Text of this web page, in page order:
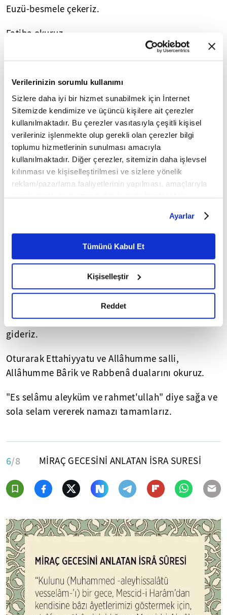
Verilerinizin sorumlu kullanımı
Sizlere daha iyi bir hizmet sunabilmek için İnternet
Sitemizde kendimize ve üçüncü kişilere ait çerezler
kullanılmaktadır. Bu çerezler vasıtasıyla çeşitli kişisel
verileriniz işlenmekte olup gerekli olan çerezler bilgi
toplumu hizmetlerinin sunulması amacıyla
kullanılmaktadır. Diğer çerezler, sitemizin daha işlevsel
kılınması ve kişiselleştirilmesi ve sizlere yönelik
reklam/pazarlama faaliyetlerinin yapılması, amaçlarıyla
sınırlı olarak açık rızanız dahilinde kullanılacaktır.
belirleyebilirsiniz. Çerezlere ilişkin detaylı bilgi için
Ayarlar butonuna tıklayabilir,Çerez Bilgilendirme
Metnimizi ziyaret edebilirsiniz.
6698 sayılı Kişisel Verilerin Korunması Kanunu uyarınca
okumak ve sitemizi ziyaretiniz kapsamında
gerçekleştirilen veri işleme faaliyetleri ile ilgili daha
detaylı bilgi almak için lütfentıklayınız.
Ayarlar
Tümünü Kabul Et
Kişiselleştir
Reddet
Euzü-besmele çekeriz.
Fatiha okuruz.
Kur'an'dan en az, kısa üç ayet veya üç ayet miktarı
Rüku'ya gideriz.
Secde'ye gideriz. Doğruluruz, tekrar Secde'ye
gideriz.
2. Rekat
Ayağa kalkarak kıyama dururuz.
Fatiha okuruz.
Kur'an'dan en az, kısa üç ayet veya üç ayet miktarı
uzun bir âyet okuruz.
Rüku'ya gideriz.
Secde'ye gideriz. Doğruluruz, tekrar Secde'ye
gideriz.
Oturarak Ettahiyyatu ve Allâhumme salli,
Allâhumme Bârik ve Rabbenâ dualarını okuruz.
"Es selâmu aleyküm ve rahmet'ullah" diye sağa ve
sola selam vererek namazı tamamlarız.
6/8 MİRAÇ GECESİNİ ANLATAN İSRA SURESİ